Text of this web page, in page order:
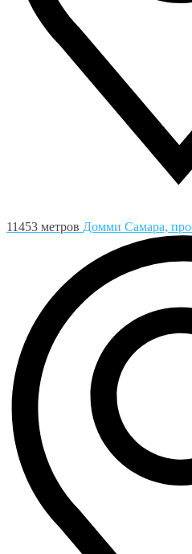
11453 метров Домми Самара,